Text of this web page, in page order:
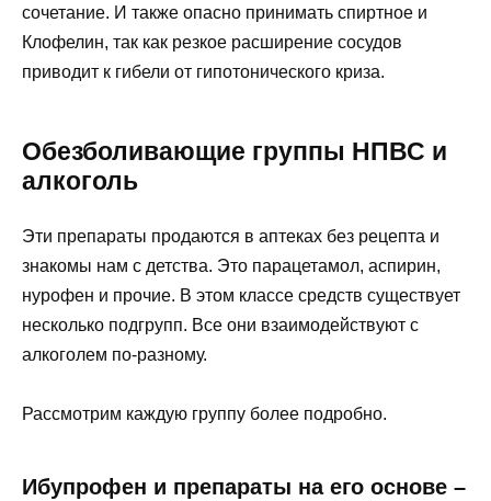
сочетание. И также опасно принимать спиртное и
Клофелин, так как резкое расширение сосудов
приводит к гибели от гипотонического криза.
Обезболивающие группы НПВС и
алкоголь
Эти препараты продаются в аптеках без рецепта и
знакомы нам с детства. Это парацетамол, аспирин,
нурофен и прочие. В этом классе средств существует
несколько подгрупп. Все они взаимодействуют с
алкоголем по-разному.
Рассмотрим каждую группу более подробно.
Ибупрофен и препараты на его основе –